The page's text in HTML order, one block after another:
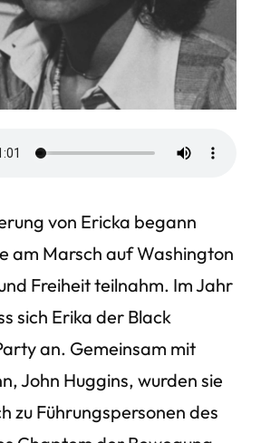
von Ericka begann
am Marsch auf Washington
Freiheit teilnahm. Im Jahr
sich Erika der Black
an. Gemeinsam mit
John Huggins, wurden sie
zu Führungspersonen des